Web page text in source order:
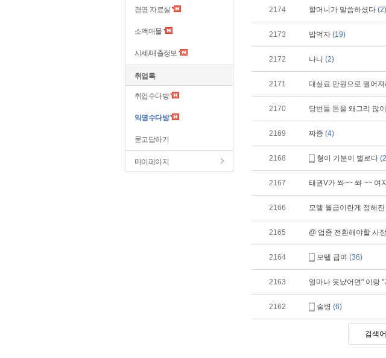
경영 자료실
소액매물
시세/매출정보
취업톡
취업수다방
익명수다방
묻고답하기
마이페이지
2174 할머니가 말씀하셨다 (2)
2173 밥먹자 (19)
2172 나니 (2)
2171 대실료 만원으로 떨어
2170 당번들 돈을 왜그리 많
2169 짜증 (4)
2168 형이 기분이 별로다
2167 태권V가 쏴~~ 쏴 ~~ 여
2166 모텔 월급이란게 정해
2165 @ 업종 전환해야할 사
2164 모텔 급여 (36)
2163 얼마나 못났어면" 이랑
2162 술병 (6)